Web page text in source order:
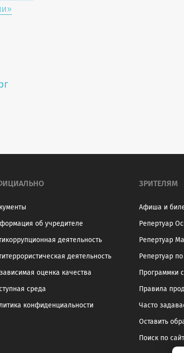
об учредителе
деятельность
деятельность
оценка качества
среда
конфиденциальности
ЗРИТЕЛЯМ
Афиша и
Репертуар
Репертуар
Репертуар
Программки
Правила
Часто
Оставить
Поиск по